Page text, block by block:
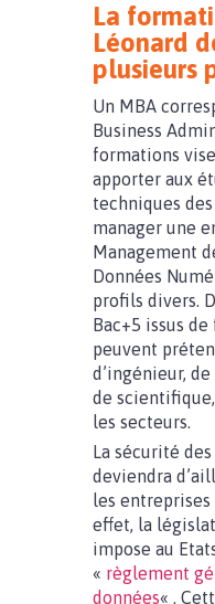
La
Léonard
plusieurs
Un MBA
Business
formations
apporter aux
techniques
manager une
Management
Données
profils divers.
Bac+5 issus
peuvent
d’ingénieur,
de
les secteurs.
La sécurité
deviendra
les entreprises
effet, la
impose au
« règlement
données« .